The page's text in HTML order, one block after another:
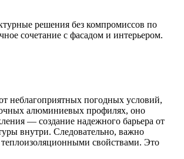
решения без компромиссов по
сочетание с фасадом и интерьером.
неблагоприятных погодных условий,
алюминиевых профилях, оно
— создание надежного барьера от
внутри. Следовательно, важно
теплоизоляционными свойствами. Это